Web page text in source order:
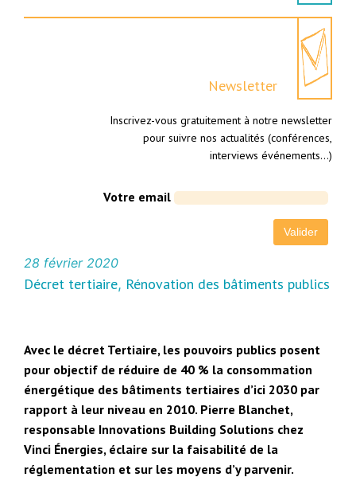
Newsletter
Inscrivez-vous gratuitement à notre newsletter
pour suivre nos actualités (conférences,
interviews événements…)
Votre email
28 février 2020
Décret tertiaire, Rénovation des bâtiments publics
Avec le décret Tertiaire, les pouvoirs publics posent
pour objectif de réduire de 40 % la consommation
énergétique des bâtiments tertiaires d’ici 2030 par
rapport à leur niveau en 2010. Pierre Blanchet,
responsable Innovations Building Solutions chez
Vinci Énergies, éclaire sur la faisabilité de la
réglementation et sur les moyens d’y parvenir.